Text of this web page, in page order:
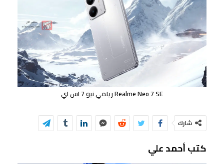
Realme Neo 7 SE ريلمي نيو 7 اس اي
شارك
كتب أحمد علي